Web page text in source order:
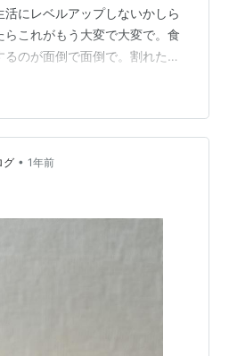
活にレベルアップしないかしら
らこれがもう大変で大変で。食
のが面倒で面倒で。割れた時
告致します。 薄口グラスの中
いる「Soba」という安価なシリ
それでも私には荷が重かった。
、人生って、生活って、「素
のがいちばんなのだなと学び
グ • 1年前